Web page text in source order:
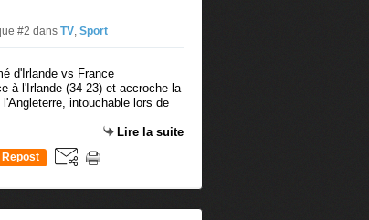
#2 dans TV, Sport
à l'Irlande (34-23) et accroche la
intouchable lors de
Lire la suite
Repost